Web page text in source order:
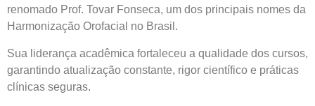
renomado Prof. Tovar Fonseca, um dos principais nomes da
Harmonização Orofacial no Brasil.
Sua liderança acadêmica fortaleceu a qualidade dos cursos,
garantindo atualização constante, rigor científico e práticas
clínicas seguras.